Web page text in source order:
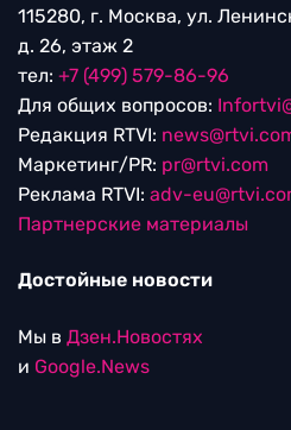
115280, г. Москва, ул.
д. 26, этаж 2
тел: +7 (499) 579-86-96
Для общих вопросов:
Редакция RTVI:
Маркетинг/PR: pr@rtvi.com
Реклама RTVI: adv-
Партнерские материалы
Достойные новости
Мы в Дзен.Новостях
и Google.News